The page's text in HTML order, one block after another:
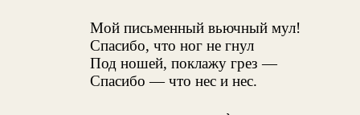
Мой письменный вьючный мул!
Спасибо, что ног не гнул
Под ношей, поклажу грез —
Спасибо — что нес и нес.